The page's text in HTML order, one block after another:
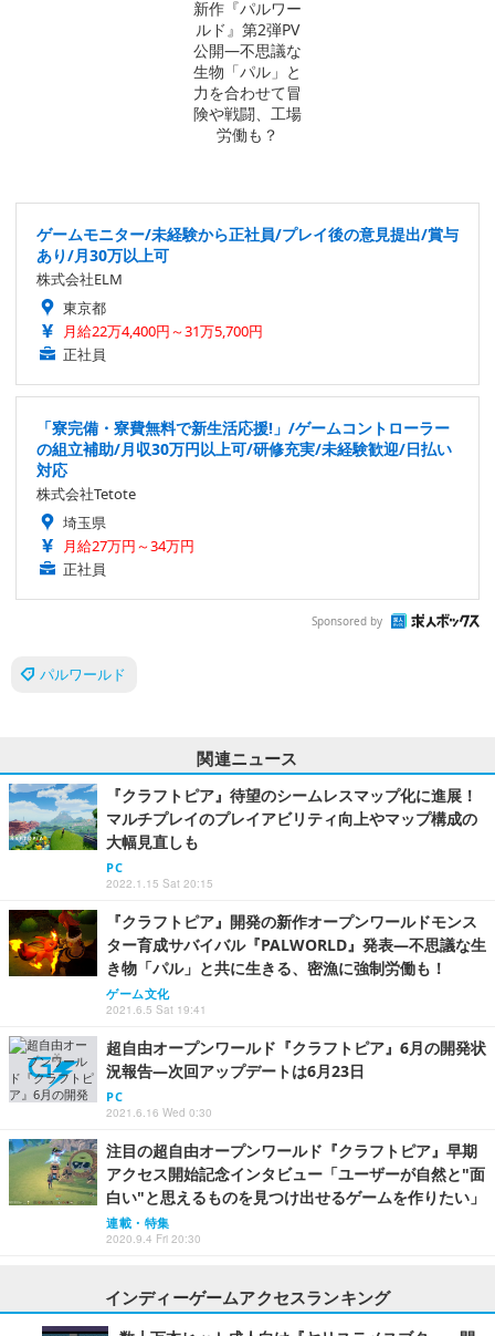
ゲームモニター/未経験から正社員/プレイ後の意見提出/賞与
あり/月30万以上可
株式会社ELM
東京都
月給22万4,400円～31万5,700円
正社員
「寮完備・寮費無料で新生活応援!」/ゲームコントローラー
の組立補助/月収30万円以上可/研修充実/未経験歓迎/日払い
対応
株式会社Tetote
埼玉県
月給27万円～34万円
正社員
Sponsored by
パルワールド
関連ニュース
『クラフトピア』待望のシームレスマップ化に進展！
マルチプレイのプレイアビリティ向上やマップ構成の
大幅見直しも
PC
2022.1.15 Sat 20:15
『クラフトピア』開発の新作オープンワールドモンス
ター育成サバイバル『PALWORLD』発表―不思議な生
き物「パル」と共に生きる、密漁に強制労働も！
ゲーム文化
2021.6.5 Sat 19:41
超自由オープンワールド『クラフトピア』6月の開発状
況報告―次回アップデートは6月23日
PC
2021.6.16 Wed 0:30
注目の超自由オープンワールド『クラフトピア』早期
アクセス開始記念インタビュー「ユーザーが自然と"面
白い"と思えるものを見つけ出せるゲームを作りたい」
連載・特集
2020.9.4 Fri 20:30
インディーゲームアクセスランキング